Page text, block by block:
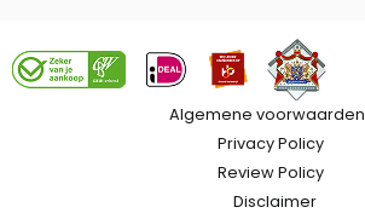
Algemene voorwaarden
Privacy Policy
Review Policy
Disclaimer